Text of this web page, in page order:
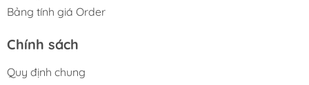
-----
Bảng tính giá Order
Chính sách
Quy định chung